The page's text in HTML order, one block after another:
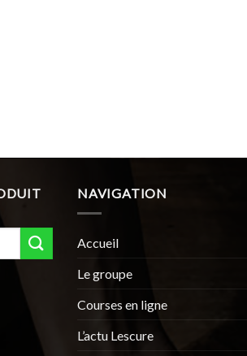
NAVIGATION
Accueil
Le groupe
Courses en ligne
L’actu Lescure